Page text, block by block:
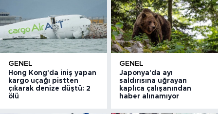
GENEL
Hong Kong'da iniş yapan
kargo uçağı pistten
çıkarak denize düştü: 2
ölü
GENEL
Japonya'da ayı
saldırısına uğrayan
kaplıca çalışanından
haber alınamıyor